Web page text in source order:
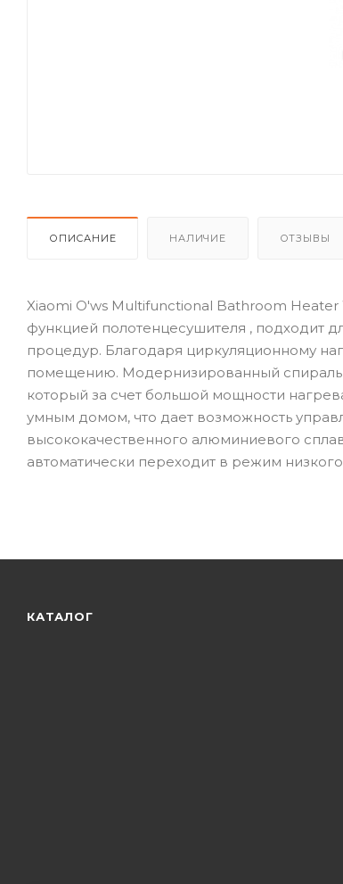
ОПИСАНИЕ НАЛИЧИЕ ОТЗЫВЫ
Xiaomi O'ws Multifunctional Bathroom Heater
функцией полотенцесушителя , подходит
процедур. Благодаря циркуляционному
помещению. Модернизированный
который за счет большой мощности
умным домом, что дает возможность
высококачественного алюминиевого
автоматически переходит в режим
КАТАЛОГ